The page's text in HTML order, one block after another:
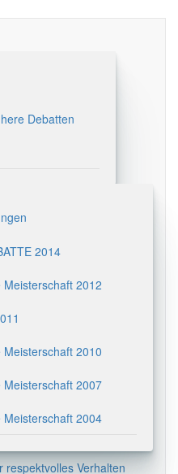
Debatten
2014
2012
2010
2007
2004
respektvolles Verhalten